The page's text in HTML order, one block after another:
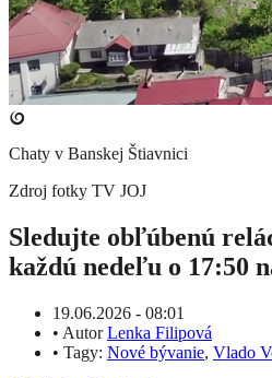
Chaty v Banskej Štiavnici
Zdroj fotky TV JOJ
Sledujte obľúbenú
každú nedeľu o 17:50
19.06.2026 - 08:01
• AutorLenka Filipová
• Tagy: Nové bývanie, Vlado